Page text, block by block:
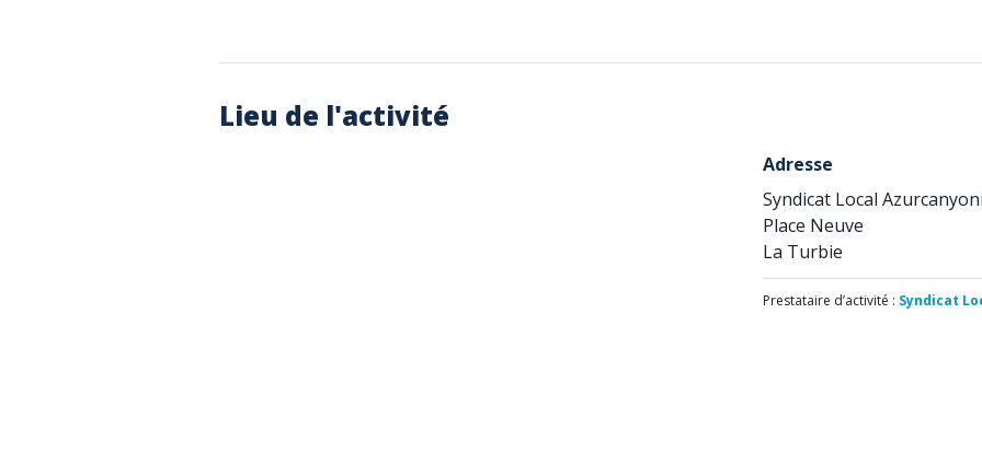
Lieu de l'activité
Adresse
Syndicat Local
Place Neuve
La Turbie
Prestataire d’activité : Syndicat